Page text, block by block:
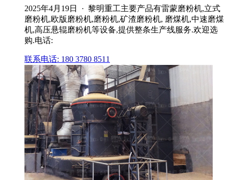
2025年4月19日 · 黎明重工主要产品有雷蒙磨粉机,立式
磨粉机,欧版磨粉机,磨粉机,矿渣磨粉机, 磨煤机,中速磨煤
机,高压悬辊磨粉机等设备,提供整条生产线服务.欢迎选
购.电话:
联系电话: 180 3780 8511